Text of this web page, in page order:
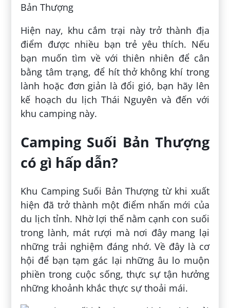
Bản Thượng
Hiện nay, khu cắm trại này trở thành địa
điểm được nhiều bạn trẻ yêu thích. Nếu
bạn muốn tìm về với thiên nhiên để cân
bằng tâm trạng, để hít thở không khí trong
lành hoặc đơn giản là đổi gió, bạn hãy lên
kế hoạch du lịch Thái Nguyên và đến với
khu camping này.
Camping Suối Bản Thượng
có gì hấp dẫn?
Khu Camping Suối Bản Thượng từ khi xuất
hiện đã trở thành một điểm nhấn mới của
du lịch tỉnh. Nhờ lợi thế nằm cạnh con suối
trong lành, mát rượi mà nơi đây mang lại
những trải nghiệm đáng nhớ. Về đây là cơ
hội để bạn tạm gác lại những âu lo muộn
phiền trong cuộc sống, thực sự tận hưởng
những khoảnh khắc thực sự thoải mái.